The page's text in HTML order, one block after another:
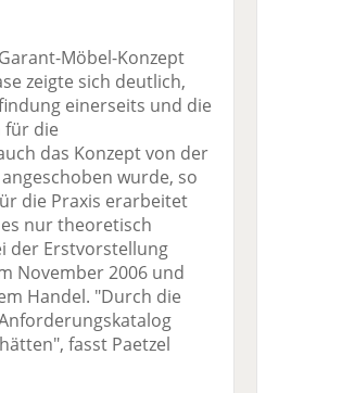
Möbel-Konzept
zeigte sich deutlich,
einerseits und die
für die
das Konzept von der
wurde, so
die Praxis erarbeitet
nur theoretisch
der Erstvorstellung
November 2006 und
Handel. "Durch die
fasst Paetzel